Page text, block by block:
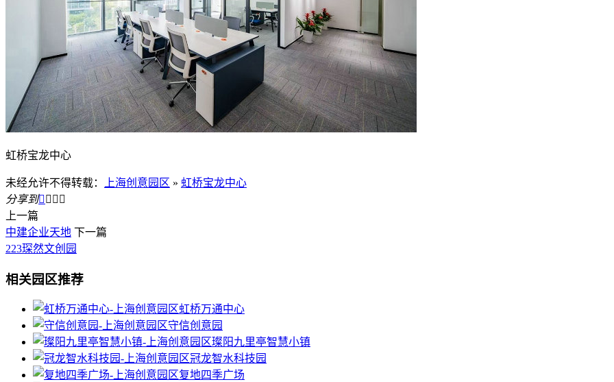
虹桥宝龙中心
未经允许不得转载： 上海创意园区 » 虹桥宝龙中心
分享到   
上一篇
中建企业天地 下一篇
223琛然文创园
相关园区推荐
虹桥万通中心
守信创意园
璨阳九里亭智慧小镇
冠龙智水科技园
复地四季广场